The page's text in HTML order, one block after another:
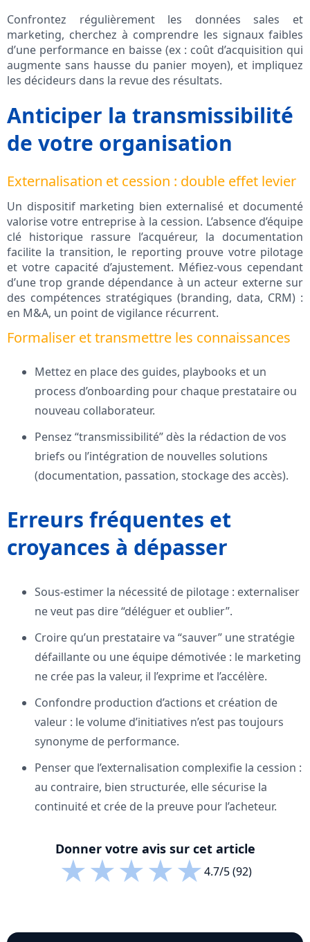
Confrontez régulièrement les données sales et
marketing, cherchez à comprendre les signaux faibles
d’une performance en baisse (ex : coût d’acquisition qui
augmente sans hausse du panier moyen), et impliquez
les décideurs dans la revue des résultats.
Anticiper la transmissibilité
de votre organisation
Externalisation et cession : double effet levier
Un dispositif marketing bien externalisé et documenté
valorise votre entreprise à la cession. L’absence d’équipe
clé historique rassure l’acquéreur, la documentation
facilite la transition, le reporting prouve votre pilotage
et votre capacité d’ajustement. Méfiez-vous cependant
d’une trop grande dépendance à un acteur externe sur
des compétences stratégiques (branding, data, CRM) :
en M&A, un point de vigilance récurrent.
Formaliser et transmettre les connaissances
Mettez en place des guides, playbooks et un
process d’onboarding pour chaque prestataire ou
nouveau collaborateur.
Pensez “transmissibilité” dès la rédaction de vos
briefs ou l’intégration de nouvelles solutions
(documentation, passation, stockage des accès).
Erreurs fréquentes et
croyances à dépasser
Sous-estimer la nécessité de pilotage : externaliser
ne veut pas dire “déléguer et oublier”.
Croire qu’un prestataire va “sauver” une stratégie
défaillante ou une équipe démotivée : le marketing
ne crée pas la valeur, il l’exprime et l’accélère.
Confondre production d’actions et création de
valeur : le volume d’initiatives n’est pas toujours
synonyme de performance.
Penser que l’externalisation complexifie la cession :
au contraire, bien structurée, elle sécurise la
continuité et crée de la preuve pour l’acheteur.
Donner votre avis sur cet article
★★★★★4.7/5 (92)